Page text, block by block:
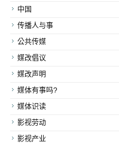
中国
传播人与事
公共传媒
媒改倡议
媒改声明
媒体有事吗?
媒体识读
影视劳动
影视产业